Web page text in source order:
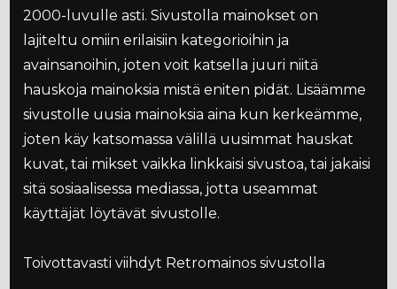
2000-luvulle asti. Sivustolla mainokset on
lajiteltu omiin erilaisiin kategorioihin ja
avainsanoihin, joten voit katsella juuri niitä
hauskoja mainoksia mistä eniten pidät. Lisäämme
sivustolle uusia mainoksia aina kun kerkeämme,
joten käy katsomassa välillä uusimmat hauskat
kuvat, tai mikset vaikka linkkaisi sivustoa, tai jakaisi
sitä sosiaalisessa mediassa, jotta useammat
käyttäjät löytävät sivustolle.
Toivottavasti viihdyt Retromainos sivustolla